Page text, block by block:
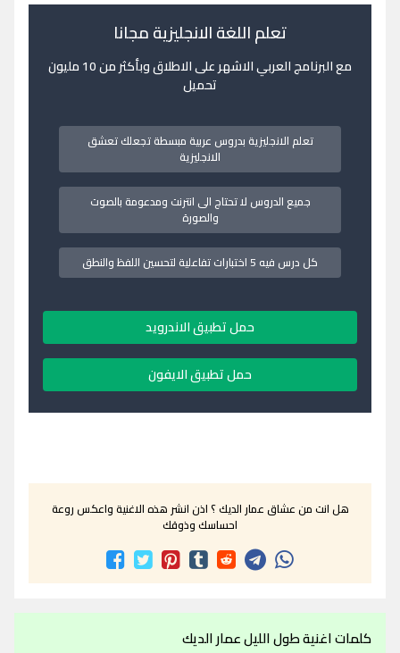
تعلم اللغة الانجليزية مجانا
مع البرنامج العربي الاشهر على الاطلاق وبأكثر من 10 مليون
تحميل
تعلم الانجليزية بدروس عربية مبسطة تجعلك تعشق
الانجليزية
جميع الدروس لا تحتاج الى انترنت ومدعومة بالصوت
والصورة
كل درس فيه 5 اختبارات تفاعلية لتحسين اللفظ والنطق
حمل تطبيق الاندرويد
حمل تطبيق الايفون
هل انت من عشاق عمار الديك ؟ اذن انشر هذه الاغنية واعكس روعة
احساسك وذوقك
كلمات اغنية طول الليل عمار الديك